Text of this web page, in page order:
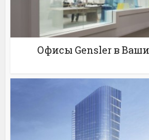
Офисы Gensler в